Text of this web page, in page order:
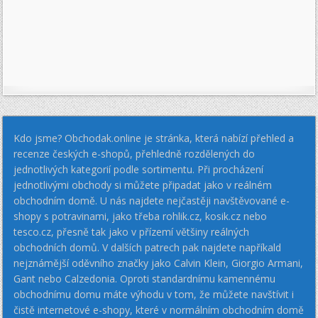
Kdo jsme? Obchodak.online je stránka, která nabízí přehled a
recenze českých e-shopů, přehledně rozdělených do
jednotlivých kategorií podle sortimentu. Při procházení
jednotlivými obchody si můžete připadat jako v reálném
obchodním domě. U nás najdete nejčastěji navštěvované e-
shopy s potravinami, jako třeba rohlik.cz, kosik.cz nebo
tesco.cz, přesně tak jako v přízemí většiny reálných
obchodních domů. V dalších patrech pak najdete napříkald
nejznámější oděvního značky jako Calvin Klein, Giorgio Armani,
Gant nebo Calzedonia. Oproti standardnímu kamennému
obchodnímu domu máte výhodu v tom, že můžete navštívit i
čistě internetové e-shopy, které v normálním obchodním domě